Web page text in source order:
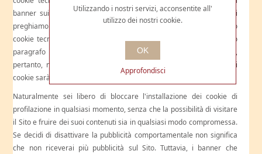
banner sui cookie nel corso delle tue successive visite al Sito. Ti
preghiamo di considerare che, qualora tu dovessi eliminare questo
cookie tecnico dal tuo browser con le modalità di cui al successivo
paragrafo E, n. 1, la traccia del tuo consenso verrebbe persa e,
pertanto, nel corso della tua successiva visita al Sito il banner sui
cookie sarà visualizzato nuovamente.
Naturalmente sei libero di bloccare l'installazione dei cookie di
profilazione in qualsiasi momento, senza che la possibilità di visitare
il Sito e fruire dei suoi contenuti sia in qualsiasi modo compromessa.
Se decidi di disattivare la pubblicità comportamentale non significa
che non riceverai più pubblicità sul Sito. Tuttavia, i banner che
Utilizzando i nostri servizi, acconsentite all'
utilizzo dei nostri cookie.
OK
Approfondisci